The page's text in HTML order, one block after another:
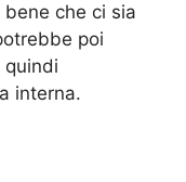
che ci sia
poi
quindi
interna.